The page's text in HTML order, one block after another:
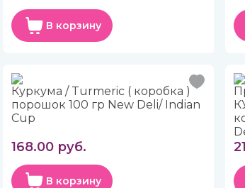
В корзину
Куркума / Turmeric ( коробка )
порошок 100 гр New Deli/ Indian
Cup
168.00 руб.
В корзину